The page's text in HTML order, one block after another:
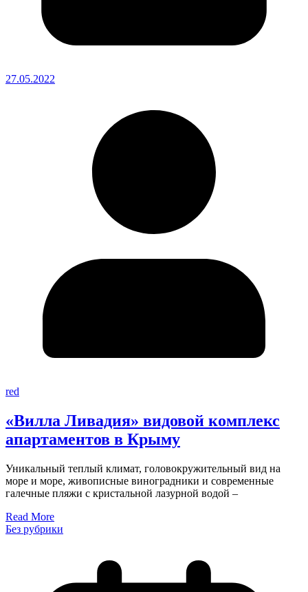
27.05.2022
red
«Вилла Ливадия» видовой комплекс
апартаментов в Крыму
Уникальный теплый климат, головокружительный вид на
море и море, живописные виноградники и современные
галечные пляжи с кристальной лазурной водой –
Read More
Без рубрики